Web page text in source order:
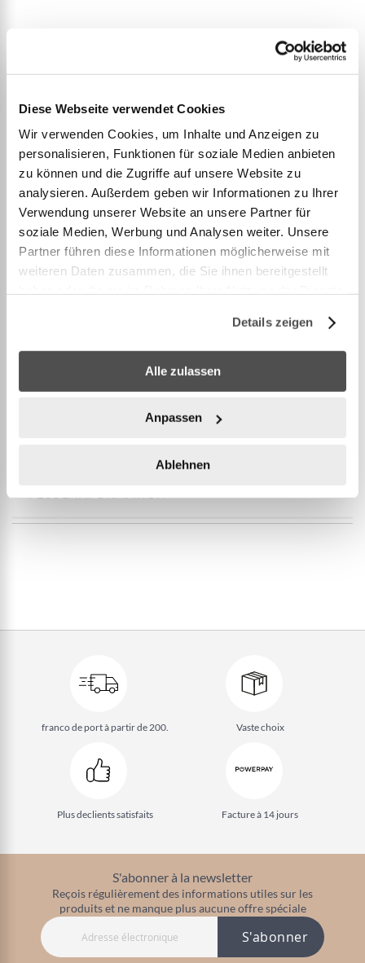
Diese Webseite verwendet Cookies
Wir verwenden Cookies, um Inhalte und Anzeigen zu
personalisieren, Funktionen für soziale Medien anbieten
zu können und die Zugriffe auf unsere Website zu
analysieren. Außerdem geben wir Informationen zu Ihrer
Verwendung unserer Website an unsere Partner für
soziale Medien, Werbung und Analysen weiter. Unsere
Partner führen diese Informationen möglicherweise mit
weiteren Daten zusammen, die Sie ihnen bereitgestellt
Details zeigen
Alle zulassen
Anpassen
Ablehnen
Poids : 0.5kg
Compatible avec tous les produits Treefrog
Pour fourches de 12x100mm
Le support de fourche TreeFrog 12x100mm est
conçu pour les cyclistes de route, de triathlon, de
gravier et de cyclocross équipés de freins à disque.
fourni avec votre vélo pour le fixer au support de
fourche TreeFrog 12x100 mm, de la même manière
que vous le feriez pour votre roue avant. L'axe
transporter votre vélo en toute sécurité.
franco de port à partir de 200. Vaste choix
Plus declients satisfaits Facture à 14 jours
S'abonner à la newsletter
Reçois régulièrement des informations utiles sur les
produits et ne manque plus aucune offre spéciale
S'abonner